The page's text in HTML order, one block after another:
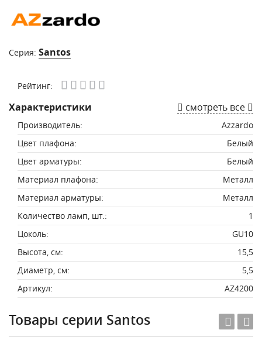
Серия: Santos
Рейтинг:
Характеристики смотреть все
Производитель:
Azzardo
Цвет плафона:
Белый
Цвет арматуры:
Белый
Материал плафона:
Металл
Материал арматуры:
Металл
Количество ламп, шт.:
1
Цоколь:
GU10
Высота, см:
15,5
Диаметр, см:
5,5
Артикул:
AZ4200
Товары серии Santos